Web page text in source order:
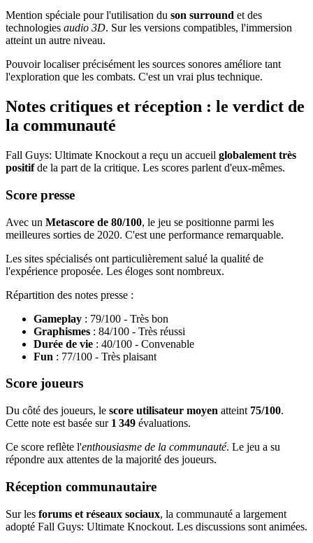
Mention spéciale pour l'utilisation du son surround et des
technologies audio 3D. Sur les versions compatibles, l'immersion
atteint un autre niveau.
Pouvoir localiser précisément les sources sonores améliore tant
l'exploration que les combats. C'est un vrai plus technique.
Notes critiques et réception : le verdict de
la communauté
Fall Guys: Ultimate Knockout a reçu un accueil globalement très
positifde la part de la critique. Les scores parlent d'eux-mêmes.
Score presse
Avec un Metascore de 80/100, le jeu se positionne parmi les
meilleures sorties de 2020. C'est une performance remarquable.
Les sites spécialisés ont particulièrement salué la qualité de
l'expérience proposée. Les éloges sont nombreux.
Répartition des notes presse :
Gameplay : 79/100 - Très bon
Graphismes : 84/100 - Très réussi
Durée de vie : 40/100 - Convenable
Fun : 77/100 - Très plaisant
Score joueurs
Du côté des joueurs, le score utilisateur moyen atteint 75/100.
Cette note est basée sur 1 349 évaluations.
Ce score reflète l'enthousiasme de la communauté. Le jeu a su
répondre aux attentes de la majorité des joueurs.
Réception communautaire
Sur les forums et réseaux sociaux, la communauté a largement
adopté Fall Guys: Ultimate Knockout. Les discussions sont animées.